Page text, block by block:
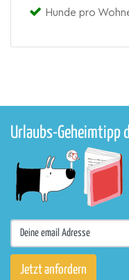
Hunde pro
Urlaubs-Geheimtipp